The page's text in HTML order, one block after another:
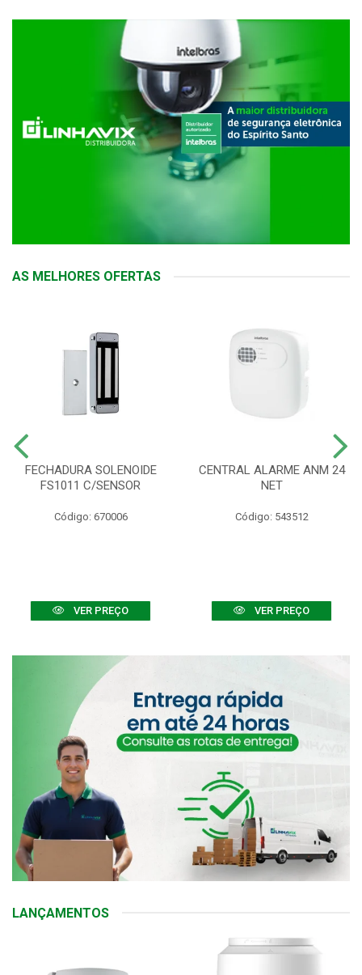
AS MELHORES OFERTAS
FECHADURA SOLENOIDE
FS1011 C/SENSOR
Código: 670006
VER PREÇO
CENTRAL ALARME ANM 24
NET
Código: 543512
VER PREÇO
LANÇAMENTOS